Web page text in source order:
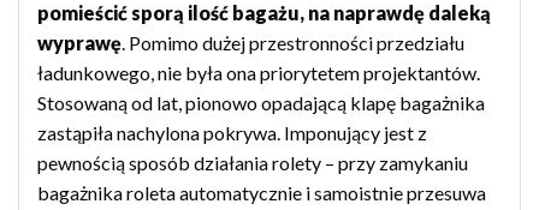
pomieścić sporą ilość bagażu, na naprawdę daleką
wyprawę. Pomimo dużej przestronności przedziału
ładunkowego, nie była ona priorytetem projektantów.
Stosowaną od lat, pionowo opadającą klapę bagażnika
zastąpiła nachylona pokrywa. Imponujący jest z
pewnością sposób działania rolety – przy zamykaniu
bagażnika roleta automatycznie i samoistnie przesuwa